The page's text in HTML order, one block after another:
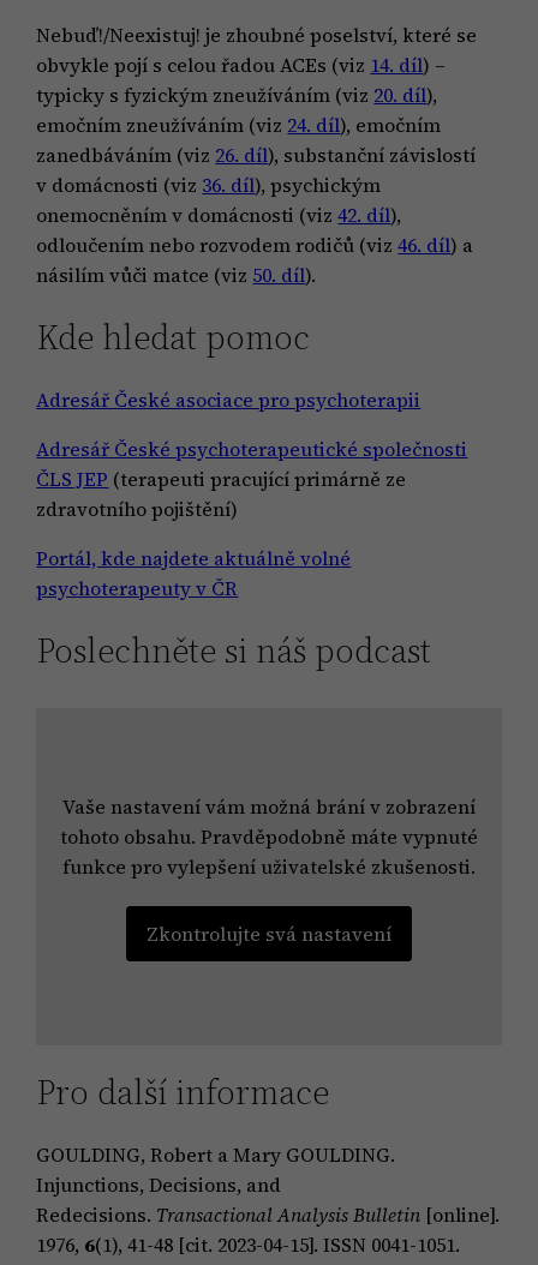
Nebuď!/Neexistuj! je zhoubné poselství, které se
obvykle pojí s celou řadou ACEs (viz 14. díl) –
typicky s fyzickým zneužíváním (viz 20. díl),
emočním zneužíváním (viz 24. díl), emočním
zanedbáváním (viz 26. díl), substanční závislostí
v domácnosti (viz 36. díl), psychickým
onemocněním v domácnosti (viz42. díl),
odloučením nebo rozvodem rodičů (viz46. díl) a
násilím vůči matce (viz 50. díl).
Kde hledat pomoc
Adresář České asociace pro psychoterapii
Adresář České psychoterapeutické společnosti
ČLS JEP (terapeuti pracující primárně ze
zdravotního pojištění)
Portál, kde najdete aktuálně volné
psychoterapeuty v ČR
Poslechněte si náš podcast
Vaše nastavení vám možná brání v zobrazení
tohoto obsahu. Pravděpodobně máte vypnuté
funkce pro vylepšení uživatelské zkušenosti.
Zkontrolujte svá nastavení
Pro další informace
GOULDING, Robert a Mary GOULDING.
Injunctions, Decisions, and
Redecisions. Transactional Analysis Bulletin [online].
1976, 6(1), 41-48 [cit. 2023-04-15]. ISSN 0041-1051.